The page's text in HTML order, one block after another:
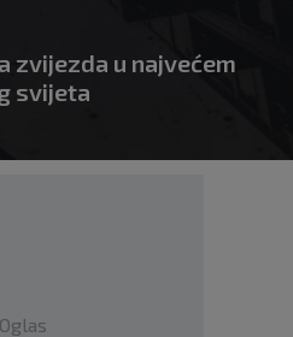
zvijezda u najvećem
svijeta
Oglas